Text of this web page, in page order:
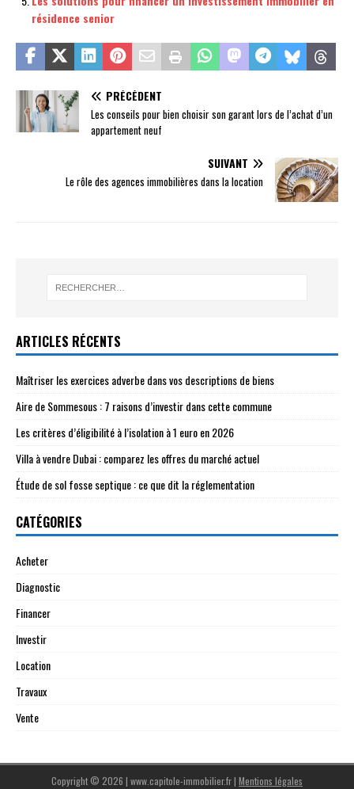
résidence senior
PRÉCÉDENT
Les conseils pour bien choisir son garant lors de l’achat d’un
appartement neuf
SUIVANT
Le rôle des agences immobilières dans la location
ARTICLES RÉCENTS
Maîtriser les exercices adverbe dans vos descriptions de biens
Aire de Sommesous : 7 raisons d’investir dans cette commune
Les critères d’éligibilité à l’isolation à 1 euro en 2026
Villa à vendre Dubai : comparez les offres du marché actuel
Étude de sol fosse septique : ce que dit la réglementation
CATÉGORIES
Acheter
Diagnostic
Financer
Investir
Location
Travaux
Vente
Copyright © 2026 | www.capitole-immobilier.fr| Mentions légales